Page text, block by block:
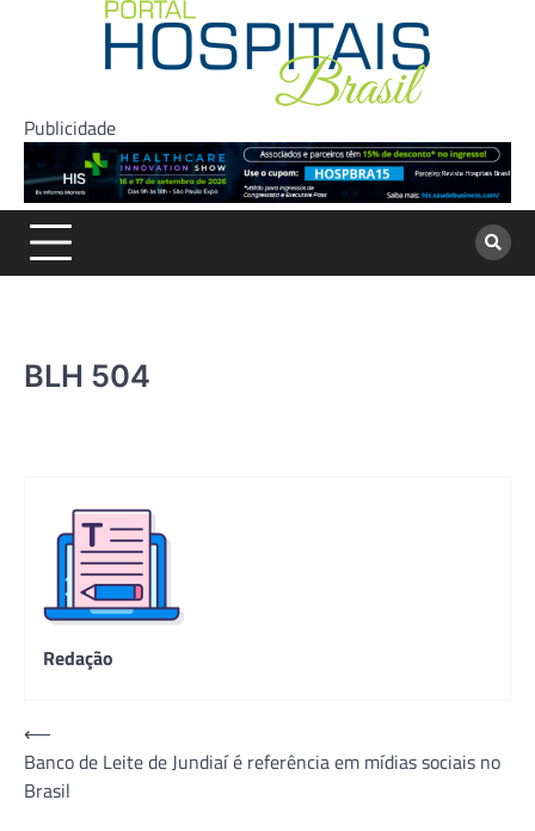
Publicidade
BLH 504
Redação
Navegação
de
Post
⟵
Banco de Leite de Jundiaí é referência em mídias sociais no
Brasil